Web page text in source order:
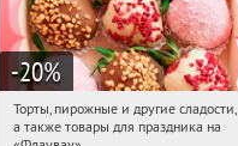
-20%
13:17:48 Получили:
Россия
Торты, пирожные и другие сладости,
а также товары для праздника на